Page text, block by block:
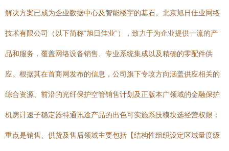
解决方案已成为企业数据中心及智能楼宇的基石。北京旭日佳业网络
技术有限公司（以下简称“旭日佳业”），致力于为企业提供一流的产
品和服务，覆盖网络设备销售、专业系统集成以及精确的零配件供
应。根据其在首商网发布的信息，公司旗下专攻方向涵盖供应相关的
综合资源、前沿的光纤保护空管销售计划及正版本广领域的金融保护
机房计速子稳定器特通讯途产品的出色可实施系技模块选经营权限：
重点是销售、供货及售后领域主要包括【结构性组织设定区域量度级